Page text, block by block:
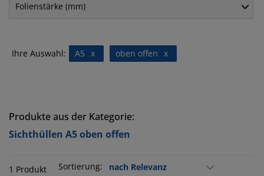
Folienstärke (mm)
Ihre Auswahl: x
A5 x
oben offen
Produkte aus der Kategorie:
Sichthüllen A5 oben offen
1 Produkt Sortierung: